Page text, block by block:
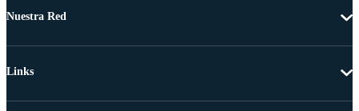
Nuestra Red
Links